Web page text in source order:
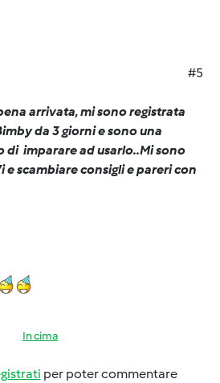
#5
arrivata, mi sono registrata
da 3 giorni e sono una
imparare ad usarlo..Mi sono
scambiare consigli e pareri con
In cima
per poter commentare